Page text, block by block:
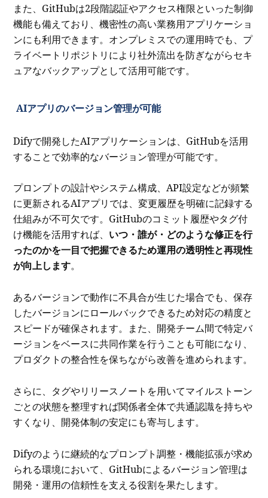
また、GitHubは2段階認証やアクセス権限といった制御
機能も備えており、機密性の高い業務用アプリケーショ
ンにも利用できます。オンプレミスでの運用時でも、プ
ライベートリポジトリにより社外流出を防ぎながらセキ
ュアなバックアップとして活用可能です。
AIアプリのバージョン管理が可能
Difyで開発したAIアプリケーションは、GitHubを活用
することで効率的なバージョン管理が可能です。
プロンプトの設計やシステム構成、API設定などが頻繁
に更新されるAIアプリでは、変更履歴を明確に記録する
仕組みが不可欠です。GitHubのコミット履歴やタグ付
け機能を活用すれば、 いつ・誰が・どのような修正を行
ったのかを一目で把握できるため運用の透明性と再現性
が向上します。
あるバージョンで動作に不具合が生じた場合でも、保存
したバージョンにロールバックできるため対応の精度と
スピードが確保されます。また、開発チーム間で特定バ
ージョンをベースに共同作業を行うことも可能になり、
プロダクトの整合性を保ちながら改善を進められます。
さらに、タグやリリースノートを用いてマイルストーン
ごとの状態を整理すれば関係者全体で共通認識を持ちや
すくなり、開発体制の安定にも寄与します。
Difyのように継続的なプロンプト調整・機能拡張が求め
られる環境において、GitHubによるバージョン管理は
開発・運用の信頼性を支える役割を果たします。